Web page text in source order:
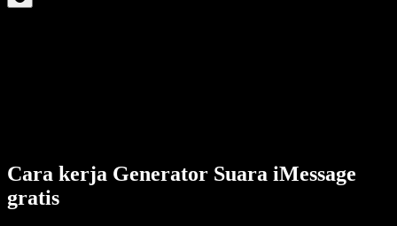
Cara kerja Generator Suara iMessage
gratis